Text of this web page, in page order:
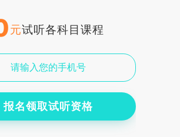
元试听各科目课程
报名领取试听资格